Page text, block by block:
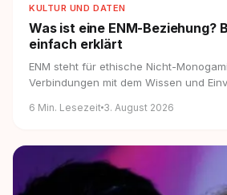
KULTUR UND DATEN
Was ist eine ENM-Beziehung?
einfach erklärt
ENM steht für ethische Nicht-
Verbindungen mit dem Wissen und
6 Min. Lesezeit 3. August 2026